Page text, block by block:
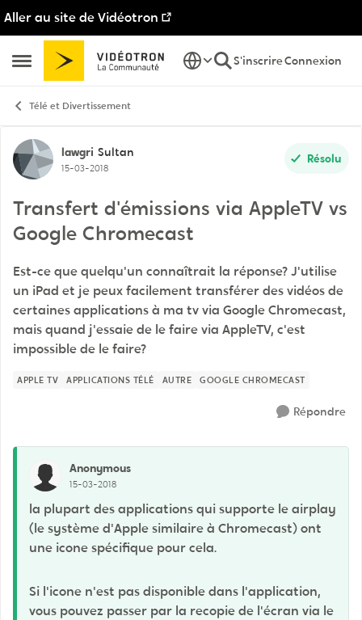
Aller au site de Vidéotron
Ouvrir Menu Latéral
Passer au contenu
S'inscrireConnexion
Télé et Divertissement
Discussion de forum
lawgri Sultan
15-03-2018
Résolu
Transfert d'émissions via AppleTV vs
Google Chromecast
Est-ce que quelqu'un connaîtrait la réponse? J'utilise
un iPad et je peux facilement transférer des vidéos de
certaines applications à ma tv via Google Chromecast,
mais quand j'essaie de le faire via AppleTV, c'est
impossible de le faire?
APPLE TV APPLICATIONS TÉLÉ AUTRE GOOGLE CHROMECAST
Répondre
Anonymous
15-03-2018
la plupart des applications qui supporte le airplay
(le système d'Apple similaire à Chromecast) ont
une icone spécifique pour cela.
Si l'icone n'est pas disponible dans l'application,
vous pouvez passer par la recopie de l'écran via le